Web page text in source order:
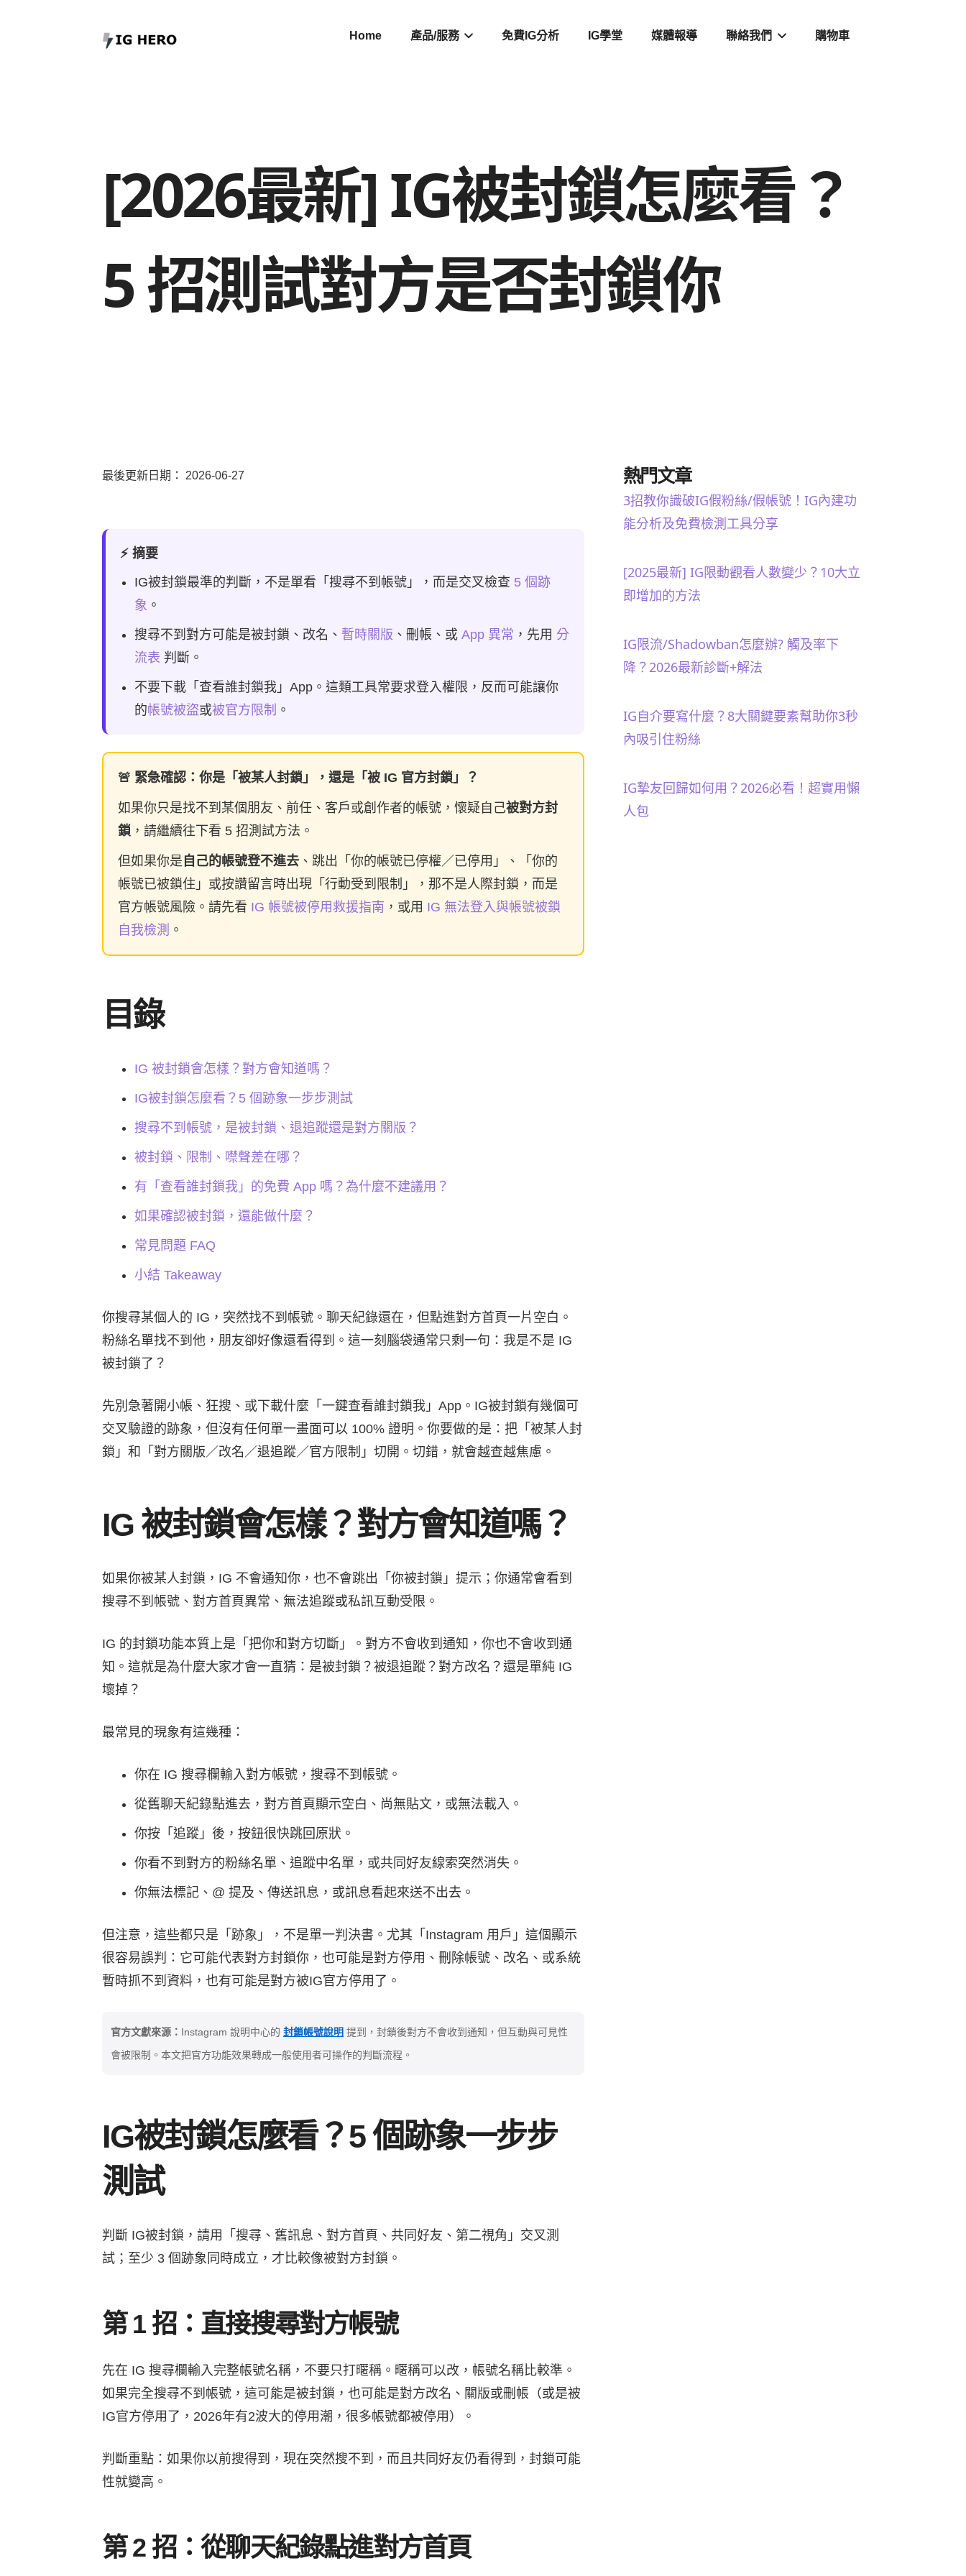
Home 產品/服務 免費IG分析 IG學堂 媒體報導 聯絡我們 購物車
[2026最新] IG被封鎖怎麼看？
5 招測試對方是否封鎖你
最後更新日期： 2026-06-27
⚡ 摘要
IG被封鎖最準的判斷，不是單看「搜尋不到帳號」，而是交叉檢查 5 個跡
象 。
搜尋不到對方可能是被封鎖、改名、 暫時關版 、刪帳、或 App 異常 ，先用 分
流表 判斷。
不要下載「查看誰封鎖我」App。這類工具常要求登入權限，反而可能讓你
的帳號被盜或被官方限制 。
🚨 緊急確認：你是「被某人封鎖」，還是「被 IG 官方封鎖」？
如果你只是找不到某個朋友、前任、客戶或創作者的帳號，懷疑自己被對方封
鎖 ，請繼續往下看 5 招測試方法。
但如果你是 自己的帳號登不進去 、跳出「你的帳號已停權／已停用」、「你的
帳號已被鎖住」或按讚留言時出現「行動受到限制」，那不是人際封鎖，而是
官方帳號風險。請先看 IG 帳號被停用救援指南 ，或用 IG 無法登入與帳號被鎖
自我檢測 。
目錄
IG 被封鎖會怎樣？對方會知道嗎？
IG被封鎖怎麼看？5 個跡象一步步測試
搜尋不到帳號，是被封鎖、退追蹤還是對方關版？
被封鎖、限制、噤聲差在哪？
有「查看誰封鎖我」的免費 App 嗎？為什麼不建議用？
如果確認被封鎖，還能做什麼？
常見問題 FAQ
小結 Takeaway
你搜尋某個人的 IG，突然找不到帳號。聊天紀錄還在，但點進對方首頁一片空白。
粉絲名單找不到他，朋友卻好像還看得到。這一刻腦袋通常只剩一句：我是不是 IG
被封鎖了？
先別急著開小帳、狂搜、或下載什麼「一鍵查看誰封鎖我」App。IG被封鎖有幾個可
交叉驗證的跡象，但沒有任何單一畫面可以 100% 證明。你要做的是：把「被某人封
鎖」和「對方關版／改名／退追蹤／官方限制」切開。切錯，就會越查越焦慮。
IG 被封鎖會怎樣？對方會知道嗎？
如果你被某人封鎖，IG 不會通知你，也不會跳出「你被封鎖」提示；你通常會看到
搜尋不到帳號、對方首頁異常、無法追蹤或私訊互動受限。
IG 的封鎖功能本質上是「把你和對方切斷」。對方不會收到通知，你也不會收到通
知。這就是為什麼大家才會一直猜：是被封鎖？被退追蹤？對方改名？還是單純 IG
壞掉？
最常見的現象有這幾種：
你在 IG 搜尋欄輸入對方帳號，搜尋不到帳號。
從舊聊天紀錄點進去，對方首頁顯示空白、尚無貼文，或無法載入。
你按「追蹤」後，按鈕很快跳回原狀。
你看不到對方的粉絲名單、追蹤中名單，或共同好友線索突然消失。
你無法標記、@ 提及、傳送訊息，或訊息看起來送不出去。
但注意，這些都只是「跡象」，不是單一判決書。尤其「Instagram 用戶」這個顯示
很容易誤判：它可能代表對方封鎖你，也可能是對方停用、刪除帳號、改名、或系統
暫時抓不到資料，也有可能是對方被IG官方停用了。
官方文獻來源： Instagram 說明中心的 封鎖帳號說明 提到，封鎖後對方不會收到通知，但互動與可見性
會被限制。本文把官方功能效果轉成一般使用者可操作的判斷流程。
IG被封鎖怎麼看？5 個跡象一步步
測試
判斷 IG被封鎖，請用「搜尋、舊訊息、對方首頁、共同好友、第二視角」交叉測
試；至少 3 個跡象同時成立，才比較像被對方封鎖。
第 1 招：直接搜尋對方帳號
先在 IG 搜尋欄輸入完整帳號名稱，不要只打暱稱。暱稱可以改，帳號名稱比較準。
如果完全搜尋不到帳號，這可能是被封鎖，也可能是對方改名、關版或刪帳（或是被
IG官方停用了，2026年有2波大的停用潮，很多帳號都被停用）。
判斷重點：如果你以前搜得到，現在突然搜不到，而且共同好友仍看得到，封鎖可能
性就變高。
第 2 招：從聊天紀錄點進對方首頁
熱門文章
3招教你識破IG假粉絲/假帳號！IG內建功
能分析及免費檢測工具分享
[2025最新] IG限動觀看人數變少？10大立
即增加的方法
IG限流/Shadowban怎麼辦? 觸及率下
降？2026最新診斷+解法
IG自介要寫什麼？8大關鍵要素幫助你3秒
內吸引住粉絲
IG摯友回歸如何用？2026必看！超實用懶
人包
免費咨詢